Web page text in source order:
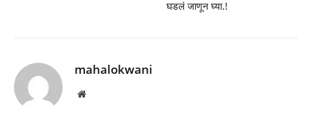
घडलं जाणून घ्या.!
mahalokwani
Website